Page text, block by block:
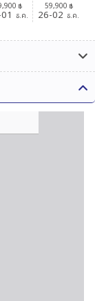
฿
ธ.ค.
59,900 ฿
26-02 ธ.ค.